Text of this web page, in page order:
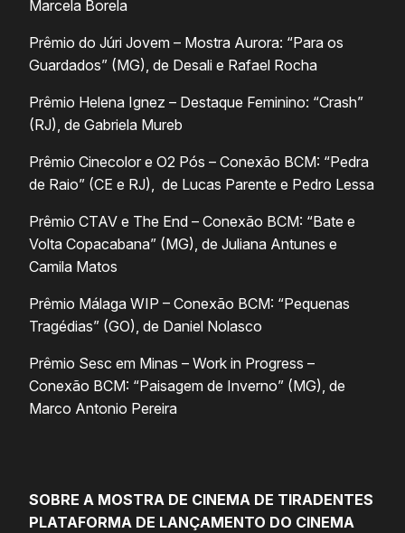
Marcela Borela
Prêmio do Júri Jovem – Mostra Aurora: “Para os
Guardados” (MG), de Desali e Rafael Rocha
Prêmio Helena Ignez – Destaque Feminino: “Crash”
(RJ), de Gabriela Mureb
Prêmio Cinecolor e O2 Pós – Conexão BCM: “Pedra
de Raio” (CE e RJ), de Lucas Parente e Pedro Lessa
Prêmio CTAV e The End – Conexão BCM: “Bate e
Volta Copacabana” (MG), de Juliana Antunes e
Camila Matos
Prêmio Málaga WIP – Conexão BCM: “Pequenas
Tragédias” (GO), de Daniel Nolasco
Prêmio Sesc em Minas – Work in Progress –
Conexão BCM: “Paisagem de Inverno” (MG), de
Marco Antonio Pereira
SOBRE A MOSTRA DE CINEMA DE TIRADENTES
PLATAFORMA DE LANÇAMENTO DO CINEMA